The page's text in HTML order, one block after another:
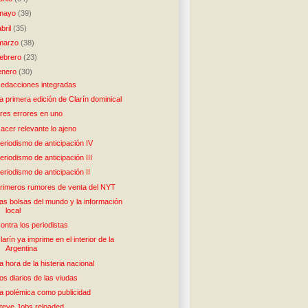
(39)
(35)
(38)
(23)
(30)
integradas
primera edición de Clarín dominical
errores en uno
relevante lo ajeno
de anticipación IV
de anticipación III
de anticipación II
rumores de venta del NYT
bolsas del mundo y la información
local
los periodistas
ya imprime en el interior de la
Argentina
hora de la histeria nacional
diarios de las viudas
polémica como publicidad